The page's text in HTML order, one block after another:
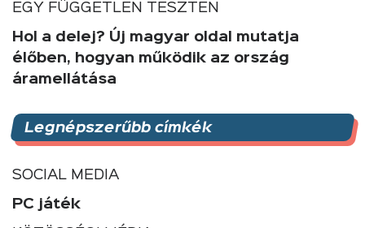
EGY FÜGGETLEN TESZTEN
Hol a delej? Új magyar oldal mutatja
élőben, hogyan működik az ország
áramellátása
Legnépszerűbb címkék
SOCIAL MEDIA
PC játék